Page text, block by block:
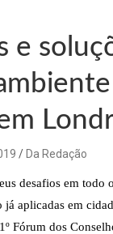
e
Da Redação
desafios em todo
já aplicadas em
Fórum dos